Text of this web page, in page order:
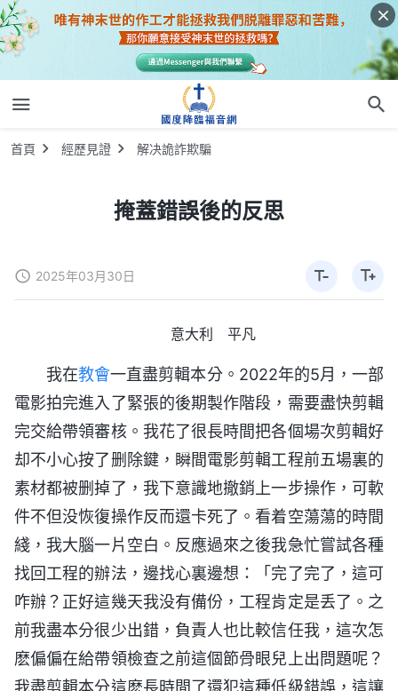
首頁 經歷見證 解决詭詐欺騙
掩蓋錯誤後的反思
2025年03月30日
意大利 平凡
我在教會一直盡剪輯本分。2022年的5月，一部
電影拍完進入了緊張的後期製作階段，需要盡快剪輯
完交給帶領審核。我花了很長時間把各個場次剪輯好
却不小心按了删除鍵，瞬間電影剪輯工程前五場裏的
素材都被删掉了，我下意識地撤銷上一步操作，可軟
件不但没恢復操作反而還卡死了。看着空蕩蕩的時間
綫，我大腦一片空白。反應過來之後我急忙嘗試各種
找回工程的辦法，邊找心裏邊想：「完了完了，這可
咋辦？正好這幾天我没有備份，工程肯定是丢了。之
前我盡本分很少出錯，負責人也比較信任我，這次怎
麽偏偏在給帶領檢查之前這個節骨眼兒上出問題呢？
我盡剪輯本分這麽長時間了還犯這種低級錯誤，這讓